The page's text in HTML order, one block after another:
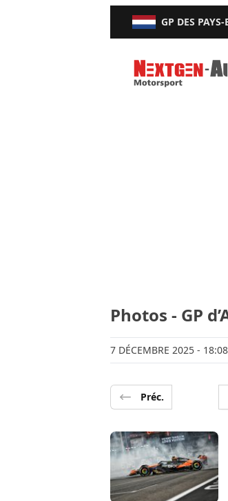
GP DES PAYS-
Nextgen-
Photos - GP
7 DÉCEMBRE 2025 - 18:08
Préc.